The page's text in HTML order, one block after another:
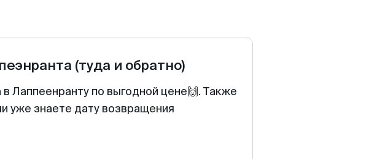
(туда и обратно)
Лаппеенранту по выгодной цене🙌. Также
уже знаете дату возвращения